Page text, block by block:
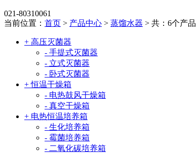
021-80310061
当前位置： 首页 > 产品中心 > 蒸馏水器 > 共：6个产品
+ 高压灭菌器
- 手提式灭菌器
- 立式灭菌器
- 卧式灭菌器
+ 恒温干燥箱
- 电热鼓风干燥箱
- 真空干燥箱
+ 电热恒温培养箱
- 生化培养箱
- 霉菌培养箱
- 二氧化碳培养箱